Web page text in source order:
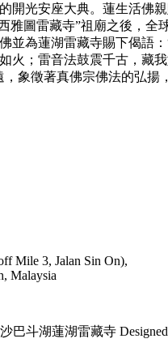
光安座大典。蓮生活佛親
雅圖雷藏寺”祖廟之後，全
並為蓮湖雷藏寺賜下偈語
火；雷音法鼓震千古，藏
象徵著真佛宗佛法的弘揚
Mile 3, Jalan Sin On),
Malaysia
巴斗湖蓮湖雷藏寺